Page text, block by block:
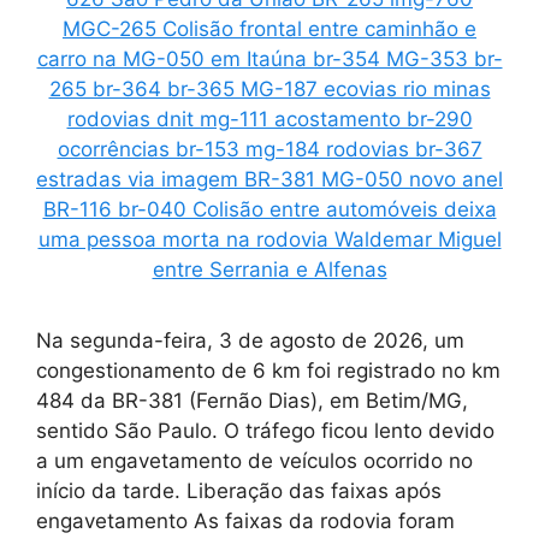
Na segunda-feira, 3 de agosto de 2026, um
congestionamento de 6 km foi registrado no km
484 da BR-381 (Fernão Dias), em Betim/MG,
sentido São Paulo. O tráfego ficou lento devido
a um engavetamento de veículos ocorrido no
início da tarde. Liberação das faixas após
engavetamento As faixas da rodovia foram